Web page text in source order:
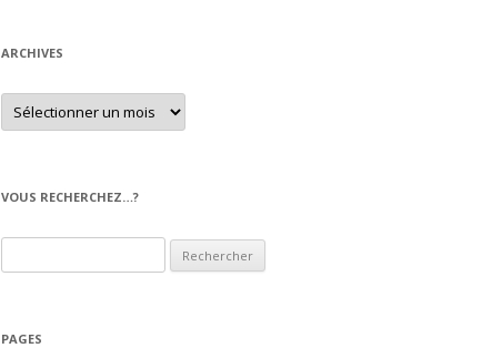
ARCHIVES
A
c
e
s
VOUS RECHERCHEZ…?
e
h
PAGES